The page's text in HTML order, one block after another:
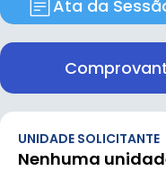
Ata da
UNIDADE SOLICITANTE
Nenhuma